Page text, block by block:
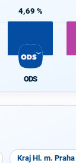
4,69 %
ODS
Kraj Hl. m. Praha